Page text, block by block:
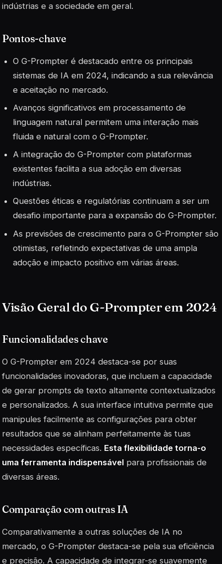
indústrias e a sociedade em geral.
Pontos-chave
O G-Prompter é destacado entre os principais
sistemas de IA em 2024, indicando a sua relevância
e aceitação no mercado.
Avanços significativos em processamento de
linguagem natural permitem uma interação mais
fluida e natural com o G-Prompter.
A integração do G-Prompter com plataformas
existentes facilita a sua adoção em diversas
indústrias.
Questões éticas e regulatórias continuam a ser um
desafio importante para a expansão do G-Prompter.
As previsões de crescimento para o G-Prompter são
otimistas, refletindo expectativas de uma ampla
adoção e impacto positivo em várias áreas.
Visão Geral do G-Prompter em 2024
Funcionalidades chave
O G-Prompter em 2024 destaca-se por suas
funcionalidades inovadoras, que incluem a capacidade
de gerar prompts de texto altamente contextualizados
e personalizados. A sua interface intuitiva permite que
manipules facilmente as configurações para obter
resultados que se alinham perfeitamente às tuas
necessidades específicas. Esta flexibilidade torna-o
uma ferramenta indispensável para profissionais de
diversas áreas.
Comparação com outras IA
Comparativamente a outras soluções de IA no
mercado, o G-Prompter destaca-se pela sua eficiência
e precisão. A capacidade de integrar-se suavemente